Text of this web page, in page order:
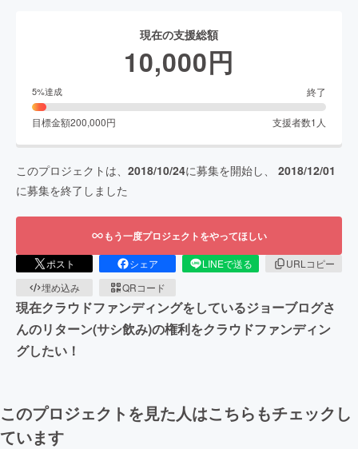
現在の支援総額
10,000円
5%達成 終了
目標金額200,000円 支援者数1 人
このプロジェクトは、 2018/10/24に募集を開始し、 2018/12/01
に募集を終了しました
もう一度プロジェクトをやってほしい
ポスト シェア LINEで送る
URLコピー
埋め込み
QRコード
現在クラウドファンディングをしているジョーブログさ
んのリターン(サシ飲み)の権利をクラウドファンディン
グしたい！
このプロジェクトを見た人はこちらもチェックし
ています